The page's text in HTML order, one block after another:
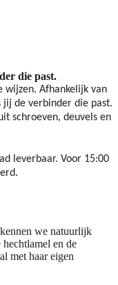
die past.
wijzen. Afhankelijk van
jij de verbinder die past.
schroeven, deuvels en
leverbaar. Voor 15:00
we natuurlijk
en de
met haar eigen